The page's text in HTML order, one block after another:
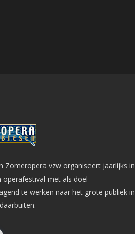
Zomeropera vzw organiseert jaarlijks in
operafestival met als doel
te werken naar het grote publiek in